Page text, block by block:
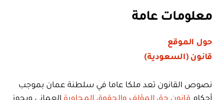
معلومات عامة
حول الموقع
قانون (السعودية)
نصوص القانون تعد ملكا عاما في سلطنة عمان بموجب